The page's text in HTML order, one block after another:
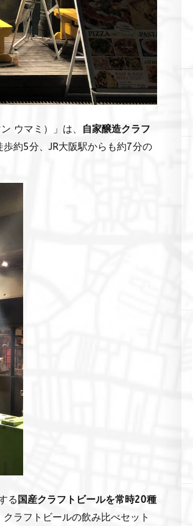
ウマミ）」は、
自家醸造クラフ
約5分、JR大阪駅からも約7分の
る 国産クラフトビールを常時20種
ラフトビールの飲み比べセット